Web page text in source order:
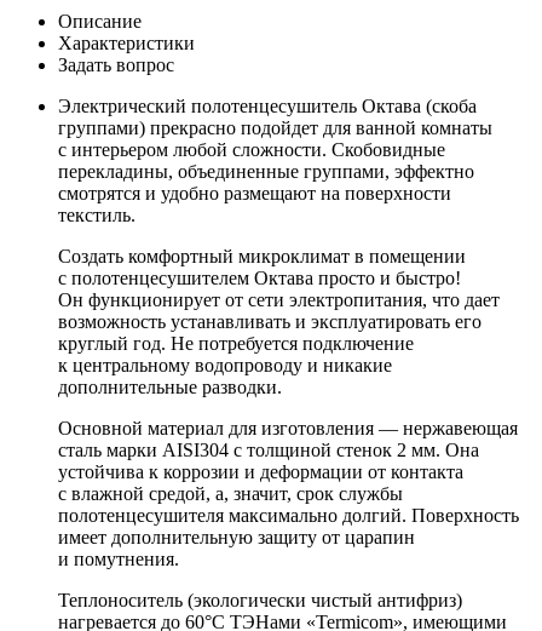
Описание
Характеристики
Задать вопрос
Электрический полотенцесушитель Октава (скоба
группами) прекрасно подойдет для ванной комнаты
с интерьером любой сложности. Скобовидные
перекладины, объединенные группами, эффектно
смотрятся и удобно размещают на поверхности
текстиль.
Создать комфортный микроклимат в помещении
с полотенцесушителем Октава просто и быстро!
Он функционирует от сети электропитания, что дает
возможность устанавливать и эксплуатировать его
круглый год. Не потребуется подключение
к центральному водопроводу и никакие
дополнительные разводки.
Основной материал для изготовления — нержавеющая
сталь марки AISI304 с толщиной стенок 2 мм. Она
устойчива к коррозии и деформации от контакта
с влажной средой, а, значит, срок службы
полотенцесушителя максимально долгий. Поверхность
имеет дополнительную защиту от царапин
и помутнения.
Теплоноситель (экологически чистый антифриз)
нагревается до 60°C ТЭНами «Termicom», имеющими